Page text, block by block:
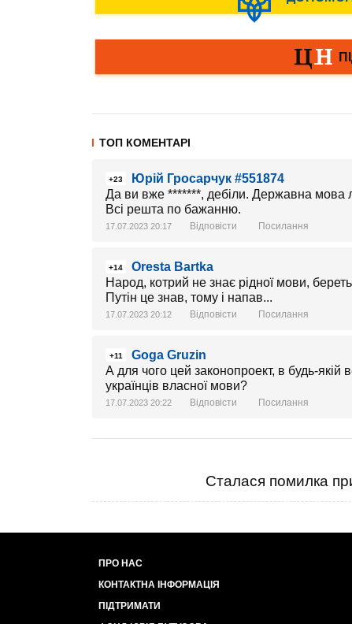
ТОП КОМЕНТАРІ
+23
Юрій Гросарчук #551874
Да ви вже *******, дебіли. Державна мова
Всі решта по бажанню.
17.07.2023 20:17 Відповісти Посилання
+14
Oresta Bartka
Народ, котрий не знає рідної мови,
Путін це знав, тому і напав...
17.07.2023 20:12 Відповісти Посилання
+11
Goga Gruzin
А для чого цей законопроект, в будь-якій
українців власної мови?
17.07.2023 20:22 Відповісти Посилання
Сталася помилка
ПРО НАС
КОНТАКТНА ІНФОРМАЦІЯ
ПІДТРИМАТИ